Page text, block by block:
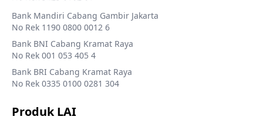
Bank Mandiri Cabang Gambir Jakarta
No Rek 1190 0800 0012 6
Bank BNI Cabang Kramat Raya
No Rek 001 053 405 4
Bank BRI Cabang Kramat Raya
No Rek 0335 0100 0281 304
Produk LAI